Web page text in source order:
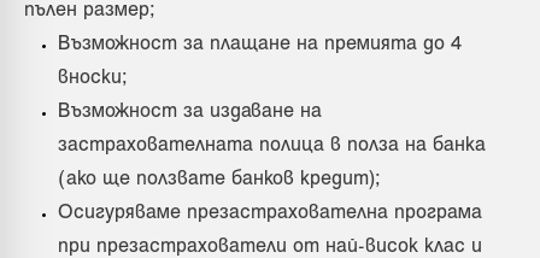
пълен размер;
Възможност за плащане на премията до 4
вноски;
Възможност за издаване на
застрахователната полица в полза на банка
(ако ще ползвате банков кредит);
Осигуряваме презастрахователна програма
при презастрахователи от най-висок клас и